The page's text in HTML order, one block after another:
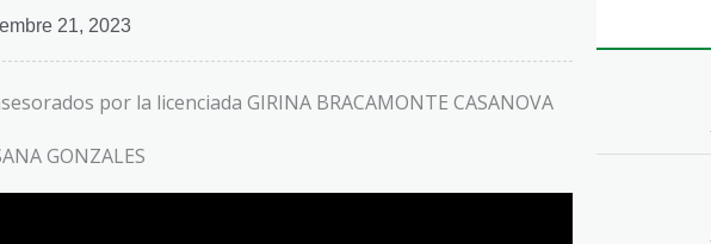
21, 2023
por la licenciada GIRINA BRACAMONTE CASANOVA
GONZALES